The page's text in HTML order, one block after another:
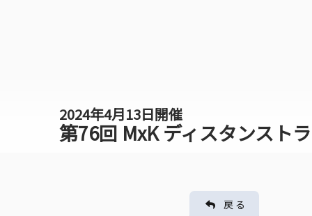
2024年4月13日開催
第76回 MxK ディスタンスト
戻 る